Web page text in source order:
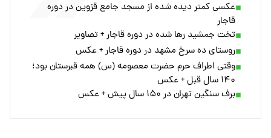
عکسی کمتر دیده شده از مسجد جامع قزوین در دوره
قاجار
تخت جمشید رها شده در دوره قاجار + تصاویر
روستای ده سرخ مشهد در دوره قاجار + عکس
وقتی اطراف حرم حضرت معصومه (س) همه قبرستان بود؛
۱۴۰ سال قبل + عکس
برف سنگین تهران در ۱۵۰ سال پیش + عکس